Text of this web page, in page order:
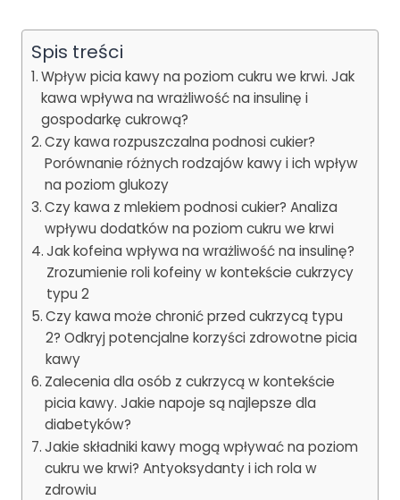
Spis treści
Wpływ picia kawy na poziom cukru we krwi. Jak
kawa wpływa na wrażliwość na insulinę i
gospodarkę cukrową?
Czy kawa rozpuszczalna podnosi cukier?
Porównanie różnych rodzajów kawy i ich wpływ
na poziom glukozy
Czy kawa z mlekiem podnosi cukier? Analiza
wpływu dodatków na poziom cukru we krwi
Jak kofeina wpływa na wrażliwość na insulinę?
Zrozumienie roli kofeiny w kontekście cukrzycy
typu 2
Czy kawa może chronić przed cukrzycą typu
2? Odkryj potencjalne korzyści zdrowotne picia
kawy
Zalecenia dla osób z cukrzycą w kontekście
picia kawy. Jakie napoje są najlepsze dla
diabetyków?
Jakie składniki kawy mogą wpływać na poziom
cukru we krwi? Antyoksydanty i ich rola w
zdrowiu